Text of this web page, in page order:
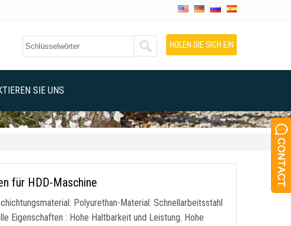
HOLEN SIE SICH EIN
SIE UNS
für HDD-Maschine
Polyurethan-Material: Schnellarbeitsstahl
Eigenschaften : Hohe Haltbarkeit und Leistung. Hohe